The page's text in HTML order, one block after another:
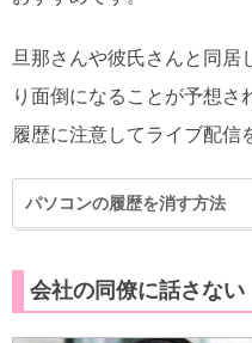
旦那さんや彼氏さんと同居
り面倒になることが予想さ
履歴に注意してライブ配信
パソコンの履歴を消す方法
会社の同僚に話さない